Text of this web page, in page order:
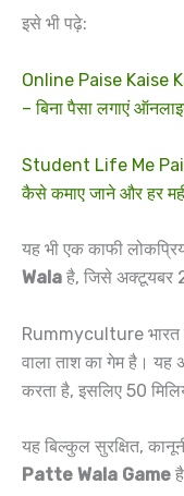
इसे भी पढ़े:
Online Paise Kaise
– बिना पैसा लगाएं
Student Life Me
कैसे कमाए जाने और हर
यह भी एक काफी
Wala है, जिसे अक्टूयबर
Rummyculture भारत
वाला ताश का गेम है। यह
करता है, इसलिए 50
यह बिल्कुल सुरक्षित,
Patte Wala Game